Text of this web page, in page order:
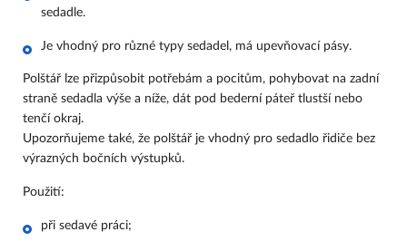
sedadle.
Je vhodný pro různé typy sedadel, má upevňovací pásy.
Polštář lze přizpůsobit potřebám a pocitům, pohybovat na zadní
straně sedadla výše a níže, dát pod bederní páteř tlustší nebo
tenčí okraj.
Upozorňujeme také, že polštář je vhodný pro sedadlo řidiče bez
výrazných bočních výstupků.
Použití:
při sedavé práci;